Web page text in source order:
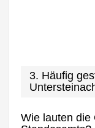
3. Häufig
Wie lauten die